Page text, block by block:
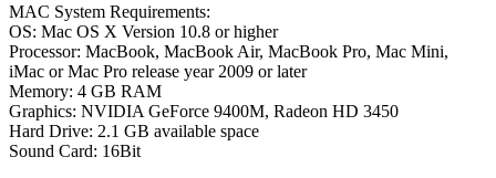
MAC System Requirements:
OS: Mac OS X Version 10.8 or higher
Processor: MacBook, MacBook Air, MacBook Pro, Mac Mini,
iMac or Mac Pro release year 2009 or later
Memory: 4 GB RAM
Graphics: NVIDIA GeForce 9400M, Radeon HD 3450
Hard Drive: 2.1 GB available space
Sound Card: 16Bit